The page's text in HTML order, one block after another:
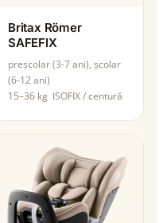
Britax Römer
SAFEFIX
preșcolar (3-7 ani), școlar
(6-12 ani)
15–36 kg ISOFIX / centură